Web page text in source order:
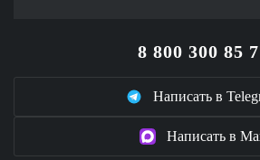
8 800 300 85
Написать в
Написать в